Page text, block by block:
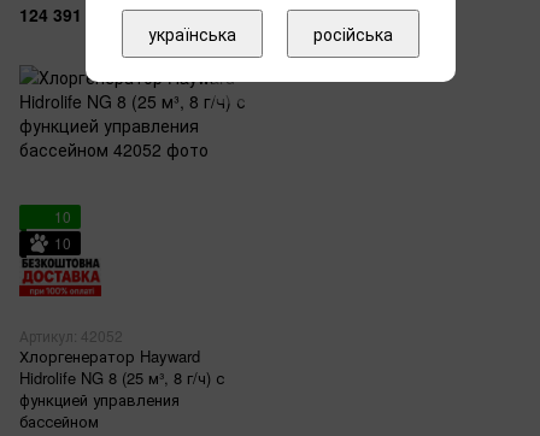
124 391 грн 110 452 грн
10
10
Артикул: 42052
Хлоргенератор Hayward
Hidrolife NG 8 (25 м³, 8 г/ч) с
функцией управления
бассейном
українська російська